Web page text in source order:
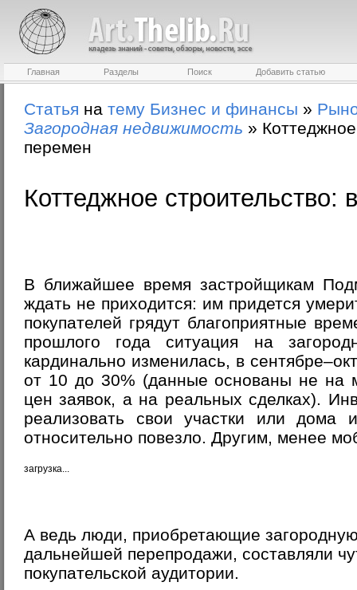
Главная Разделы Поиск Добавить статью
Статья на тему Бизнес и финансы »
Загородная недвижимость »
перемен
Коттеджное строительство:
В ближайшее время застройщикам
ждать не приходится: им придется
покупателей грядут благоприятные
прошлого года ситуация на
кардинально изменилась, в
от 10 до 30% (данные основаны не на
цен заявок, а на реальных сделках).
реализовать свои участки или дома
относительно повезло. Другим, менее
загрузка...
А ведь люди, приобретающие
дальнейшей перепродажи, составляли
покупательской аудитории.